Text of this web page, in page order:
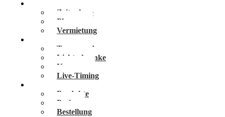
Zeitnahme
Planung
Vermietung
Transponder
Lichtschranke
Kameras
Live-Timing
Produkte
Preise
Bestellung